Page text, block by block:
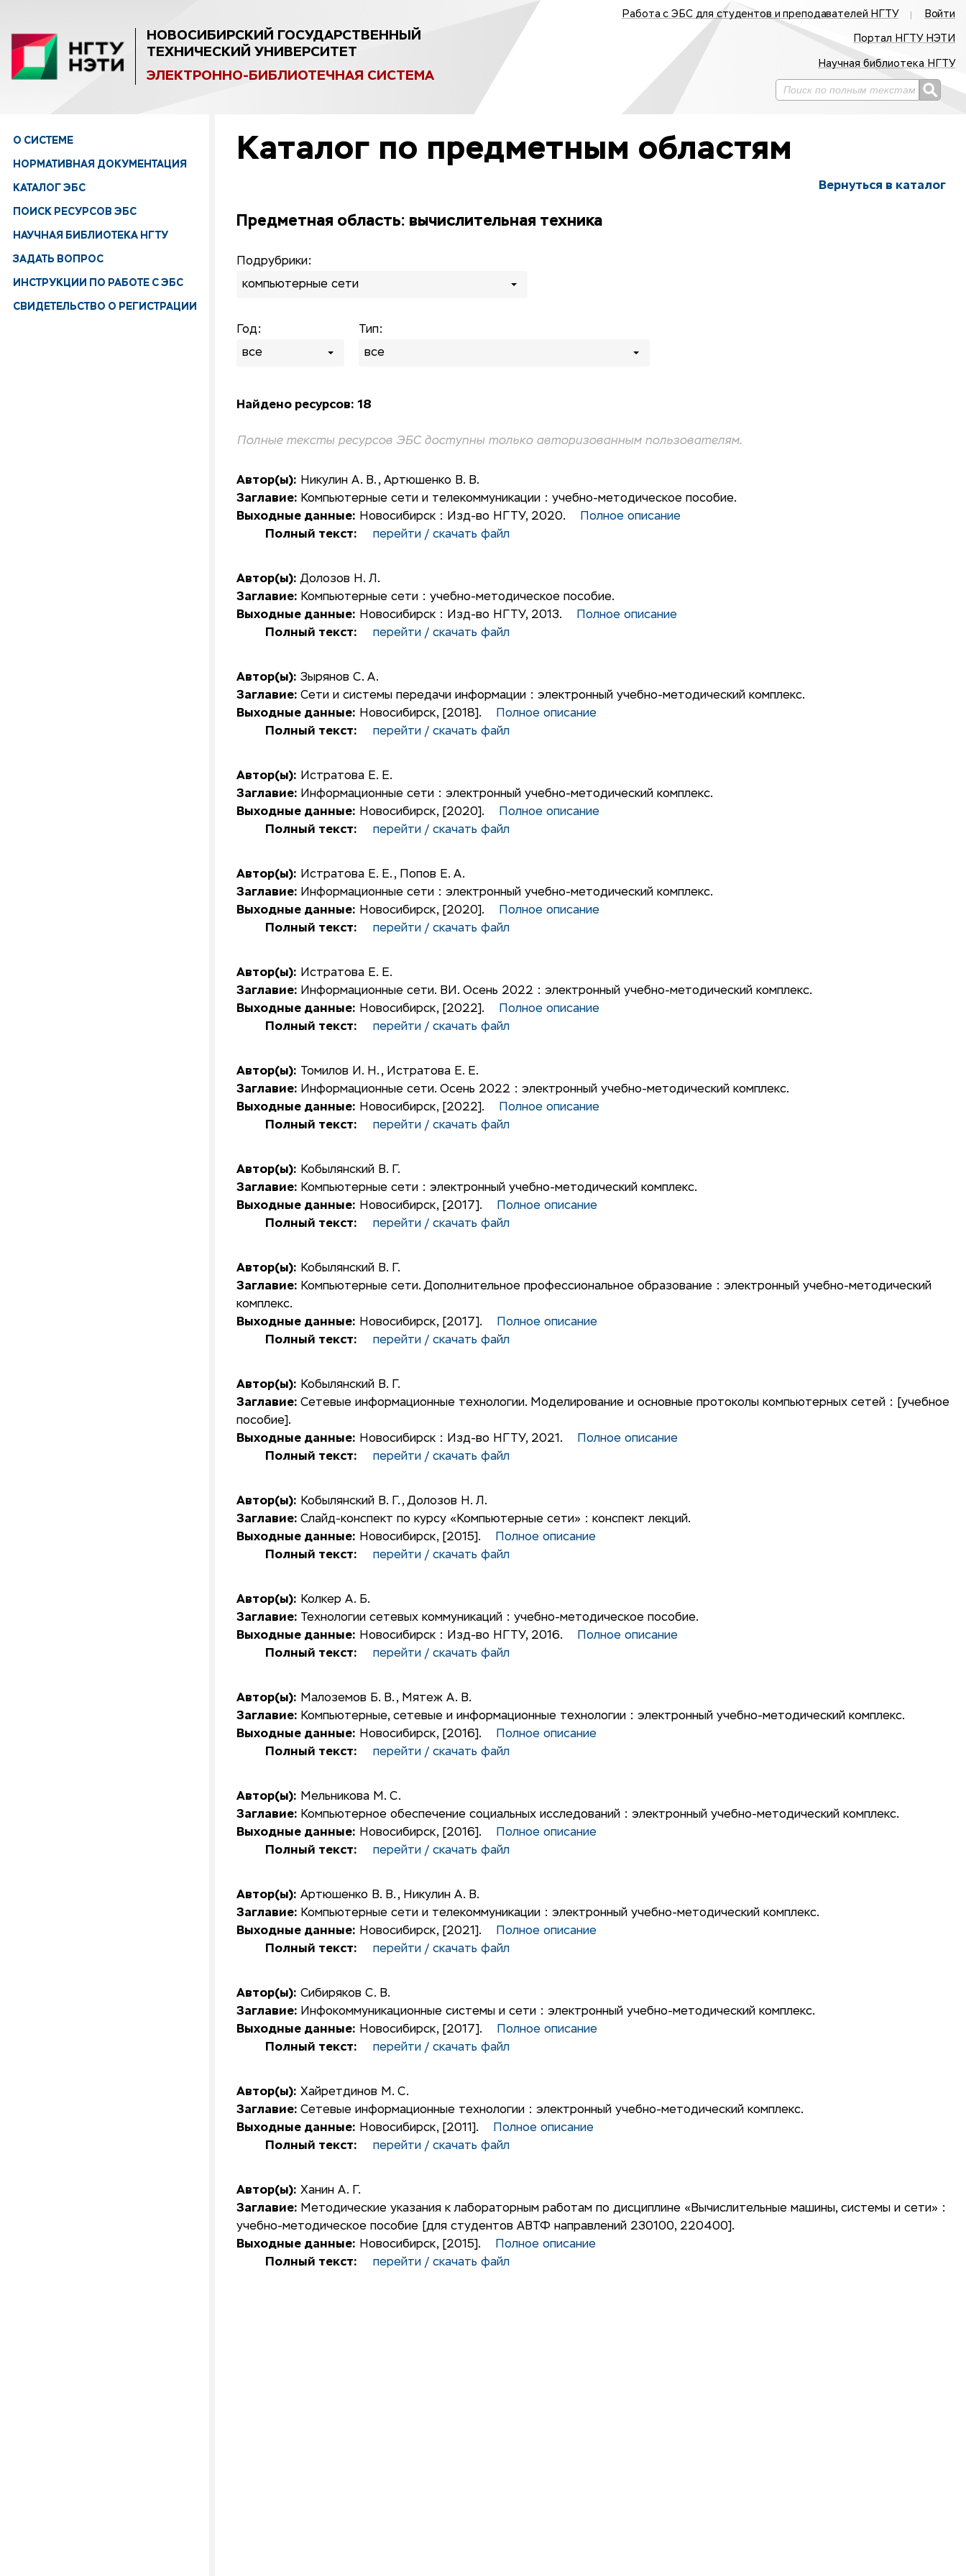
Работа с ЭБС для студентов и преподавателей НГТУ Войти
НОВОСИБИРСКИЙ ГОСУДАРСТВЕННЫЙ
ТЕХНИЧЕСКИЙ УНИВЕРСИТЕТ
ЭЛЕКТРОННО-БИБЛИОТЕЧНАЯ СИСТЕМА
Портал НГТУ НЭТИ
Научная библиотека НГТУ
О СИСТЕМЕ
НОРМАТИВНАЯ ДОКУМЕНТАЦИЯ
КАТАЛОГ ЭБС
ПОИСК РЕСУРСОВ ЭБС
НАУЧНАЯ БИБЛИОТЕКА НГТУ
ЗАДАТЬ ВОПРОС
ИНСТРУКЦИИ ПО РАБОТЕ С ЭБС
СВИДЕТЕЛЬСТВО О РЕГИСТРАЦИИ
Каталог по предметным областям
Вернуться в каталог
Предметная область: вычислительная техника
Подрубрики:
компьютерные сети
Год:
все
Тип:
все
Найдено ресурсов: 18
Полные тексты ресурсов ЭБС доступны только авторизованным пользователям.
Автор(ы): Никулин А. В. , Артюшенко В. В.
Заглавие: Компьютерные сети и телекоммуникации : учебно-методическое пособие.
Выходные данные: Новосибирск : Изд-во НГТУ, 2020.
Полное описание
Полный текст:
перейти / скачать файл
Автор(ы): Долозов Н. Л.
Заглавие: Компьютерные сети : учебно-методическое пособие.
Выходные данные: Новосибирск : Изд-во НГТУ, 2013.
Полное описание
Полный текст:
перейти / скачать файл
Автор(ы): Зырянов С. А.
Заглавие: Сети и системы передачи информации : электронный учебно-методический комплекс.
Выходные данные: Новосибирск, [2018].
Полное описание
Полный текст:
перейти / скачать файл
Автор(ы): Истратова Е. Е.
Заглавие: Информационные сети : электронный учебно-методический комплекс.
Выходные данные: Новосибирск, [2020].
Полное описание
Полный текст:
перейти / скачать файл
Автор(ы): Истратова Е. Е. ,
Попов Е. А.
Заглавие: Информационные сети : электронный учебно-методический комплекс.
Выходные данные: Новосибирск, [2020].
Полное описание
Полный текст:
перейти / скачать файл
Автор(ы): Истратова Е. Е.
Заглавие: Информационные сети. ВИ. Осень 2022 : электронный учебно-методический комплекс.
Выходные данные: Новосибирск, [2022].
Полное описание
Полный текст:
перейти / скачать файл
Автор(ы): Томилов И. Н. , Истратова Е. Е.
Заглавие: Информационные сети. Осень 2022 : электронный учебно-методический комплекс.
Выходные данные: Новосибирск, [2022].
Полное описание
Полный текст:
перейти / скачать файл
Автор(ы): Кобылянский В. Г.
Заглавие: Компьютерные сети : электронный учебно-методический комплекс.
Выходные данные: Новосибирск, [2017].
Полное описание
Полный текст:
перейти / скачать файл
Автор(ы): Кобылянский В. Г.
Заглавие: Компьютерные сети. Дополнительное профессиональное образование : электронный учебно-методический
комплекс.
Выходные данные: Новосибирск, [2017].
Полное описание
Полный текст:
перейти / скачать файл
Автор(ы): Кобылянский В. Г.
Заглавие: Сетевые информационные технологии. Моделирование и основные протоколы компьютерных сетей : [учебное
пособие].
Выходные данные: Новосибирск : Изд-во НГТУ, 2021.
Полное описание
Полный текст:
перейти / скачать файл
Автор(ы): Кобылянский В. Г. ,Долозов Н. Л.
Заглавие: Слайд-конспект по курсу «Компьютерные сети» : конспект лекций.
Выходные данные: Новосибирск, [2015].
Полное описание
Полный текст:
перейти / скачать файл
Автор(ы): Колкер А. Б.
Заглавие:
Технологии сетевых коммуникаций : учебно-методическое пособие.
Выходные данные: Новосибирск : Изд-во НГТУ, 2016.
Полное описание
Полный текст:
перейти / скачать файл
Автор(ы): Малоземов Б. В. , Мятеж А. В.
Заглавие: Компьютерные, сетевые и информационные технологии : электронный учебно-методический комплекс.
Выходные данные: Новосибирск, [2016].
Полное описание
Полный текст:
перейти / скачать файл
Автор(ы): Мельникова М. С.
Заглавие: Компьютерное обеспечение социальных исследований : электронный учебно-методический комплекс.
Выходные данные: Новосибирск, [2016].
Полное описание
Полный текст:
перейти / скачать файл
Автор(ы): Артюшенко В. В. , Никулин А. В.
Заглавие: Компьютерные сети и телекоммуникации : электронный учебно-методический комплекс.
Выходные данные: Новосибирск, [2021].
Полное описание
Полный текст:
перейти / скачать файл
Автор(ы): Сибиряков С. В.
Заглавие: Инфокоммуникационные системы и сети : электронный учебно-методический комплекс.
Выходные данные: Новосибирск, [2017].
Полное описание
Полный текст:
перейти / скачать файл
Автор(ы): Хайретдинов М. С.
Заглавие: Сетевые информационные технологии : электронный учебно-методический комплекс.
Выходные данные: Новосибирск, [2011].
Полное описание
Полный текст:
перейти / скачать файл
Автор(ы): Ханин А. Г.
Заглавие: Методические указания к лабораторным работам по дисциплине «Вычислительные машины, системы и сети» :
учебно-методическое пособие [для студентов АВТФ направлений 230100, 220400].
Выходные данные: Новосибирск, [2015].
Полное описание
Полный текст:
перейти / скачать файл